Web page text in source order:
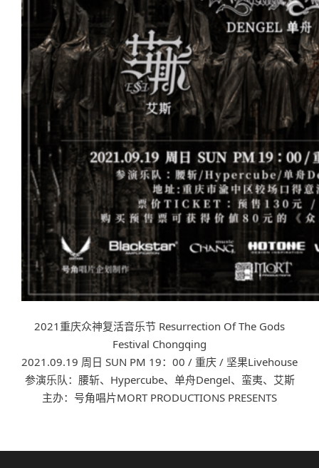
2021重庆众神复活音乐节 Resurrection Of The Gods
Festival Chongqing
2021.09.19 周日 SUN PM 19：00 / 重庆 / 坚果Livehouse
参演乐队：腰斩、Hypercube、单舟Dengel、蛮夷、艾斯
主办：号角唱片MORT PRODUCTIONS PRESENTS